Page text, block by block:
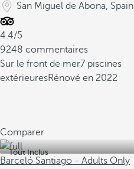
San Miguel de Abona, Spain
4.4/5
9248 commentaires
Sur le front de mer7 piscines
extérieuresRénové en 2022
Comparer
Tout Inclus
Barceló Santiago - Adults Only